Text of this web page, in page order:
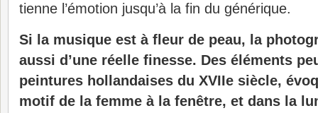
tienne l’émotion jusqu’à la fin du générique.
Si la musique est à fleur de peau, la
aussi d’une réelle finesse. Des éléments
peintures hollandaises du XVIIe siècle,
motif de la femme à la fenêtre, et dans la